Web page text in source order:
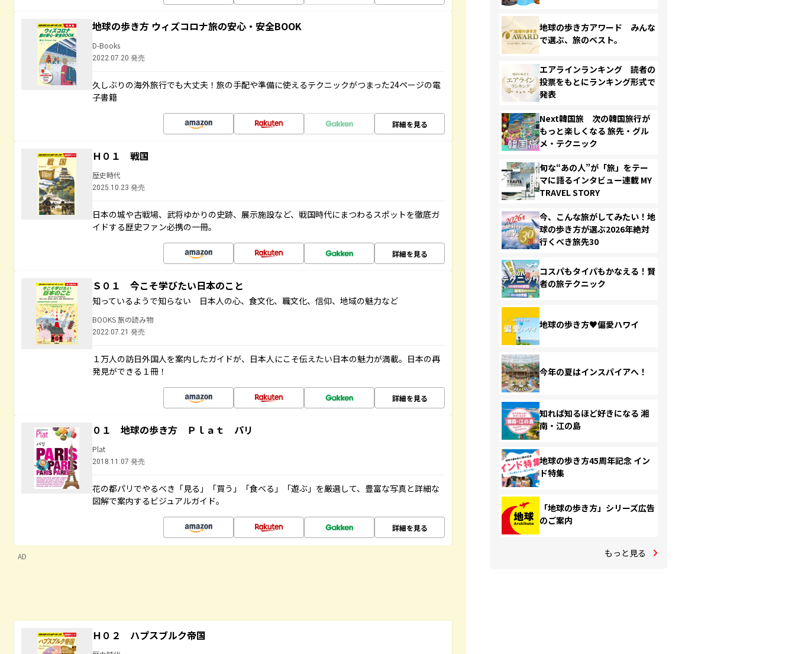
地球の歩き方 ウィズコロナ旅の安心・安全BOOK
D-Books
2022.07.20 発売
久しぶりの海外旅行でも大丈夫！旅の手配や準備に使えるテクニックがつまった24ページの電
子書籍
詳細を見る
Ｈ０１ 戦国
歴史時代
2025.10.23 発売
日本の城や古戦場、武将ゆかりの史跡、展示施設など、戦国時代にまつわるスポットを徹底ガ
イドする歴史ファン必携の一冊。
詳細を見る
Ｓ０１ 今こそ学びたい日本のこと
知っているようで知らない 日本人の心、食文化、職文化、信仰、地域の魅力など
BOOKS 旅の読み物
2022.07.21 発売
１万人の訪日外国人を案内したガイドが、日本人にこそ伝えたい日本の魅力が満載。日本の再
発見ができる１冊！
詳細を見る
０１ 地球の歩き方 Ｐｌａｔ パリ
Plat
2018.11.07 発売
花の都パリでやるべき「見る」「買う」「食べる」「遊ぶ」を厳選して、豊富な写真と詳細な
図解で案内するビジュアルガイド。
詳細を見る
AD
Ｈ０２ ハプスブルク帝国
地球の歩き方アワード みんな
で選ぶ、旅のベスト。
エアラインランキング 読者の
投票をもとにランキング形式で
発表
Next韓国旅 次の韓国旅行が
もっと楽しくなる 旅先・グル
メ・テクニック
旬な“あの人”が「旅」をテー
マに語るインタビュー連載 MY
TRAVEL STORY
今、こんな旅がしてみたい！地
球の歩き方が選ぶ2026年絶対
行くべき旅先30
コスパもタイパもかなえる！賢
者の旅テクニック
地球の歩き方♥偏愛ハワイ
今年の夏はインスパイアへ！
知れば知るほど好きになる 湘
南・江の島
地球の歩き方45周年記念 イン
ド特集
「地球の歩き方」シリーズ広告
のご案内
もっと見る